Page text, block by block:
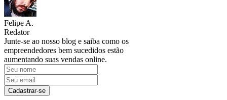
Felipe A.
Redator
Junte-se ao nosso blog e saiba como os
empreendedores bem sucedidos estão
aumentando suas vendas online.
Cadastrar-se